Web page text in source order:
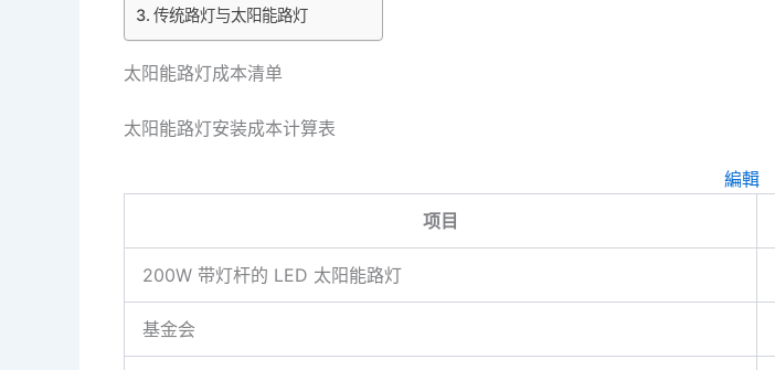
传统路灯与太阳能路灯
太阳能路灯成本清单
太阳能路灯安装成本计算表
編輯
项目
200W 带灯杆的 LED 太阳能路灯
基金会